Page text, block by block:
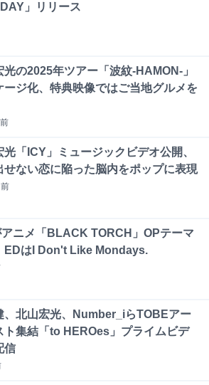
」リリース
光の2025年ツアー「波紋-HAMON-」
ージ化、特典映像ではご当地グルメを
前
光「ICY」ミュージックビデオ公開、
せない恋に陥った脳内をポップに表現
前
ニメ「BLACK TORCH」OPテーマ
EDはI Don't Like Mondays.
、北山宏光、Number_iらTOBEアー
ト集結「to HEROes」プライムビデ
信